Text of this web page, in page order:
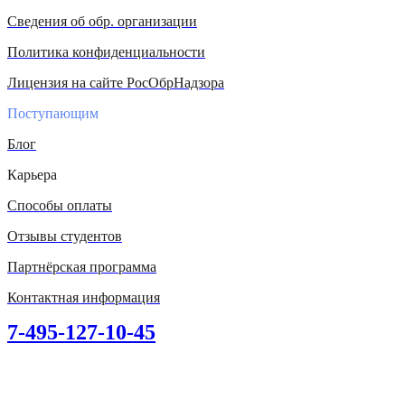
Сведения об обр. организации
Политика конфиденциальности
Лицензия на сайте РосОбрНадзора
Поступающим
Блог
Карьера
Способы оплаты
Отзывы студентов
Партнёрская программа
Контактная информация
7-495-127-10-45